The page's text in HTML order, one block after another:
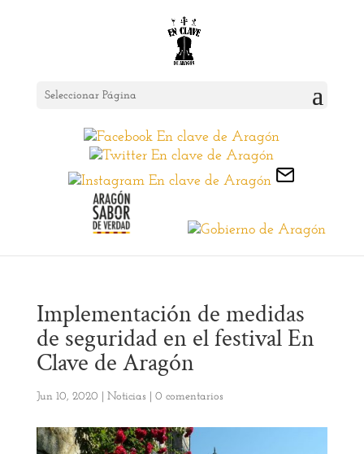
Seleccionar Página
Implementación de medidas
de seguridad en el festival En
Clave de Aragón
Jun 10, 2020 Noticias 0 comentarios